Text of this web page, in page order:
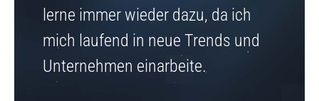
lerne immer wieder dazu, da ich
mich laufend in neue Trends und
Unternehmen einarbeite.